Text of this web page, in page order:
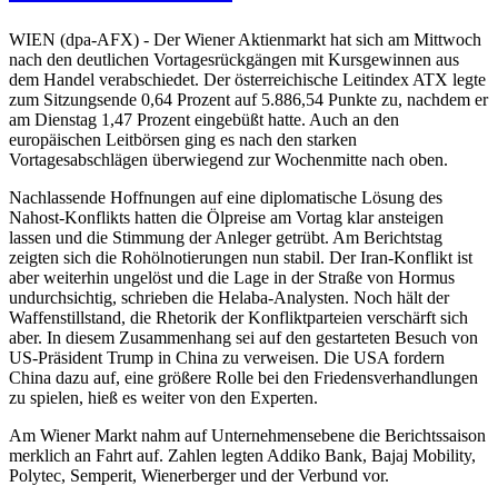
WIEN (dpa-AFX) - Der Wiener Aktienmarkt hat sich am Mittwoch
nach den deutlichen Vortagesrückgängen mit Kursgewinnen aus
dem Handel verabschiedet. Der österreichische Leitindex ATX legte
zum Sitzungsende 0,64 Prozent auf 5.886,54 Punkte zu, nachdem er
am Dienstag 1,47 Prozent eingebüßt hatte. Auch an den
europäischen Leitbörsen ging es nach den starken
Vortagesabschlägen überwiegend zur Wochenmitte nach oben.
Nachlassende Hoffnungen auf eine diplomatische Lösung des
Nahost-Konflikts hatten die Ölpreise am Vortag klar ansteigen
lassen und die Stimmung der Anleger getrübt. Am Berichtstag
zeigten sich die Rohölnotierungen nun stabil. Der Iran-Konflikt ist
aber weiterhin ungelöst und die Lage in der Straße von Hormus
undurchsichtig, schrieben die Helaba-Analysten. Noch hält der
Waffenstillstand, die Rhetorik der Konfliktparteien verschärft sich
aber. In diesem Zusammenhang sei auf den gestarteten Besuch von
US-Präsident Trump in China zu verweisen. Die USA fordern
China dazu auf, eine größere Rolle bei den Friedensverhandlungen
zu spielen, hieß es weiter von den Experten.
Am Wiener Markt nahm auf Unternehmensebene die Berichtssaison
merklich an Fahrt auf. Zahlen legten Addiko Bank, Bajaj Mobility,
Polytec, Semperit, Wienerberger und der Verbund vor.